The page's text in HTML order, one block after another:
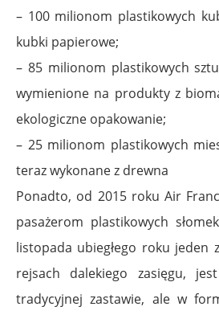
– 100 milionom plastikowych
kubki papierowe;
– 85 milionom plastikowych
wymienione na produkty z
ekologiczne opakowanie;
– 25 milionom plastikowych
teraz wykonane z drewna
Ponadto, od 2015 roku Air
pasażerom plastikowych
listopada ubiegłego roku jeden
rejsach dalekiego zasięgu,
tradycyjnej zastawie, ale w